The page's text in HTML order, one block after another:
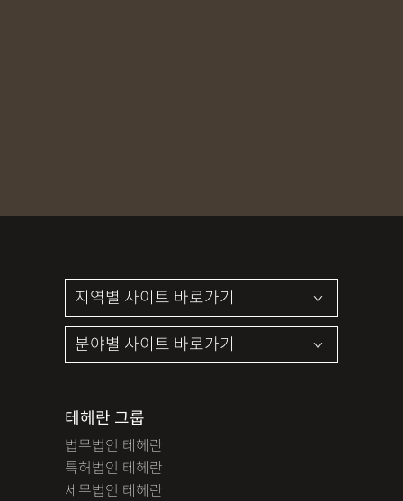
테헤란 그룹
법무법인 테헤란
특허법인 테헤란
세무법인 테헤란